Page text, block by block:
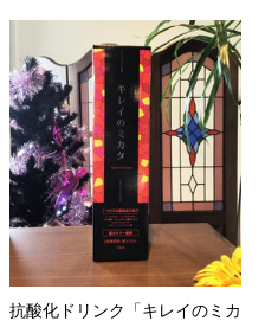
抗酸化ドリンク「キレイのミカ